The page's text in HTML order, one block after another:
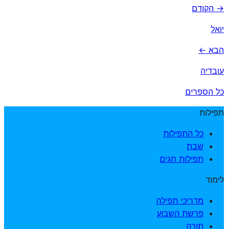
→ הקודם
יואל
הבא ←
עובדיה
כל הספרים
תפילות
כל התפילות
שבת
תפילות חגים
לימוד
מדריכי תפילה
פרשת השבוע
תורה